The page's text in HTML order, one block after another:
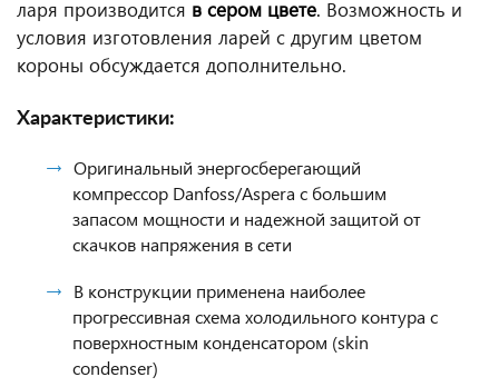
ларя производится в сером цвете. Возможность и
условия изготовления ларей с другим цветом
короны обсуждается дополнительно.
Характеристики:
Оригинальный энергосберегающий
компрессор Danfoss/Aspera с большим
запасом мощности и надежной защитой от
скачков напряжения в сети
В конструкции применена наиболее
прогрессивная схема холодильного контура с
поверхностным конденсатором (skin
condenser)